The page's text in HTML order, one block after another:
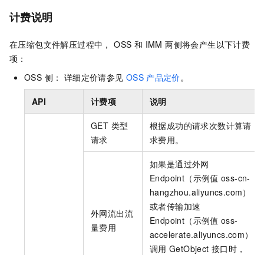
计费说明
在压缩包文件解压过程中， OSS 和 IMM 两侧将会产生以下计费
项：
OSS 侧： 详细定价请参见 OSS 产品定价。
API 计费项 说明
GET 类型
请求
根据成功的请求次数计算请
求费用。
外网流出流
量费用
如果是通过外网
Endpoint（示例值 oss-cn-
hangzhou.aliyuncs.com）
或者传输加速
Endpoint（示例值 oss-
accelerate.aliyuncs.com）
调用 GetObject 接口时，